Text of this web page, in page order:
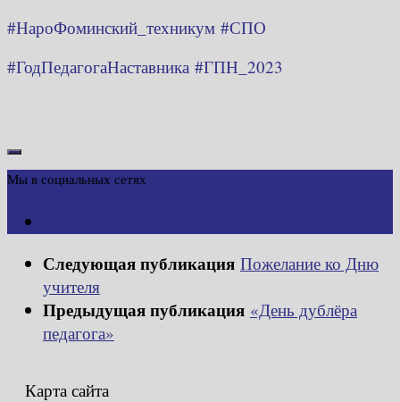
#НароФоминский_техникум #СПО
#ГодПедагогаНаставника #ГПН_2023
Мы в социальных сетях
Следующая публикация Пожелание ко Дню
учителя
Предыдущая публикация «День дублёра
педагога»
Карта сайта